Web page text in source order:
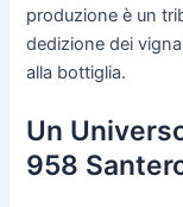
produzione è un
dedizione dei
alla bottiglia.
Un
958